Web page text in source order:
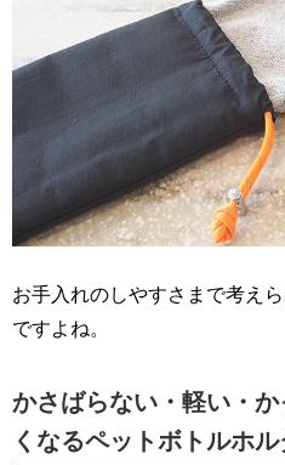
お手入れのしやすさまで考え
ですよね。
かさばらない・軽い・
くなるペットボトルホ